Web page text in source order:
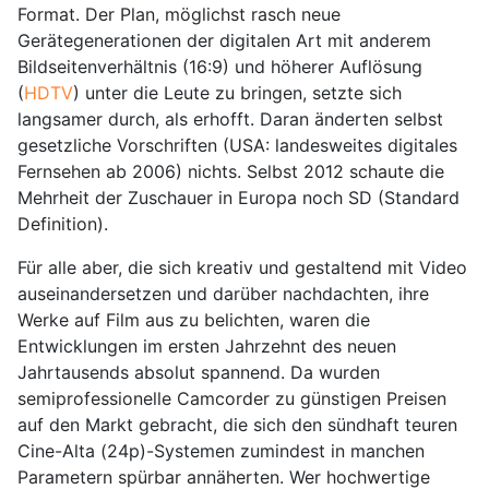
Format. Der Plan, möglichst rasch neue
Gerätegenerationen der digitalen Art mit anderem
Bildseitenverhältnis (16:9) und höherer Auflösung
(HDTV) unter die Leute zu bringen, setzte sich
langsamer durch, als erhofft. Daran änderten selbst
gesetzliche Vorschriften (USA: landesweites digitales
Fernsehen ab 2006) nichts. Selbst 2012 schaute die
Mehrheit der Zuschauer in Europa noch SD (Standard
Definition).
Für alle aber, die sich kreativ und gestaltend mit Video
auseinandersetzen und darüber nachdachten, ihre
Werke auf Film aus zu belichten, waren die
Entwicklungen im ersten Jahrzehnt des neuen
Jahrtausends absolut spannend. Da wurden
semiprofessionelle Camcorder zu günstigen Preisen
auf den Markt gebracht, die sich den sündhaft teuren
Cine-Alta (24p)-Systemen zumindest in manchen
Parametern spürbar annäherten. Wer hochwertige